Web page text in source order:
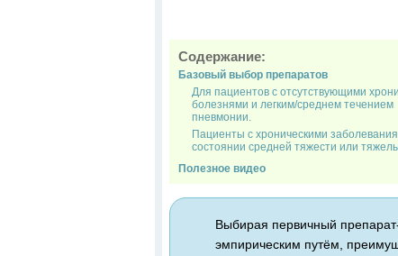
Содержание:
Базовый выбор препаратов
Для пациентов с отсутствующими
болезнями и легким/среднем течением
пневмонии.
Пациенты с хроническими
состоянии средней тяжести или
Полезное видео
Выбирая первичный
эмпирическим путём,